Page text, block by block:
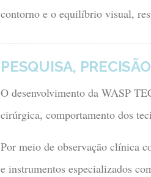
contorno e o equilíbrio visual,
PESQUISA,
O desenvolvimento da WASP
cirúrgica, comportamento dos
Por meio de observação clínica
e instrumentos especializados